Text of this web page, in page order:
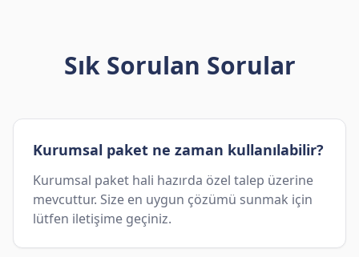
Sık Sorulan Sorular
Kurumsal paket ne zaman kullanılabilir?
Kurumsal paket hali hazırda özel talep üzerine
mevcuttur. Size en uygun çözümü sunmak için
lütfen iletişime geçiniz.